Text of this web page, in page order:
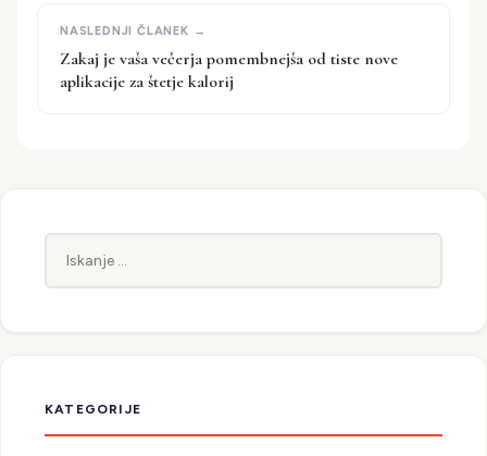
Zakaj je vaša večerja pomembnejša od tiste nove
aplikacije za štetje kalorij
KATEGORIJE